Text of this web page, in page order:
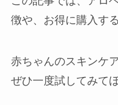
徴や、お得に購入す
赤ちゃんのスキンケ
ぜひ一度試してみて